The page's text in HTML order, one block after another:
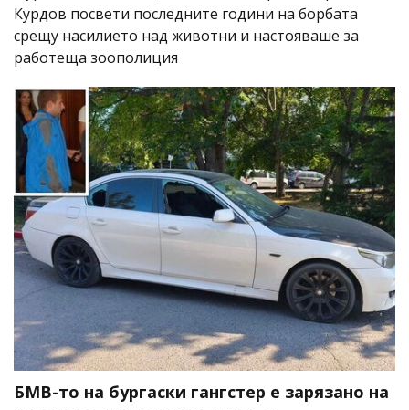
Курдов посвети последните години на борбата
срещу насилието над животни и настояваше за
работеща зоополиция
БМВ-то на бургаски гангстер е зарязано на